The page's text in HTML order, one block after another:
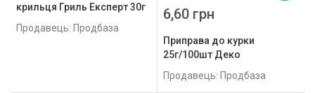
крильця Гриль Експерт 30г
Продавець: Продбаза
Приправа до курки
25г/100шт Деко
Продавець: Продбаза
6,60 грн